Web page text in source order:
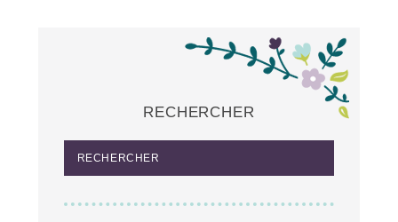
RECHERCHER